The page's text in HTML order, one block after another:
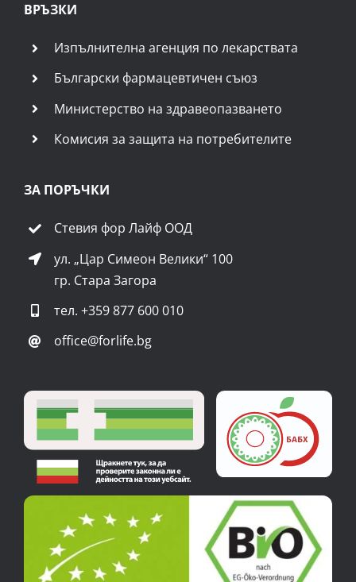
ВРЪЗКИ
Изпълнителна агенция по лекарствата
Български фармацевтичен съюз
Министерство на здравеопазването
Комисия за защита на потребителите
ЗА ПОРЪЧКИ
Стевия фор Лайф ООД
ул. „Цар Симеон Велики“ 100
гр. Стара Загора
тел.+359 877 600 010
office@forlife.bg